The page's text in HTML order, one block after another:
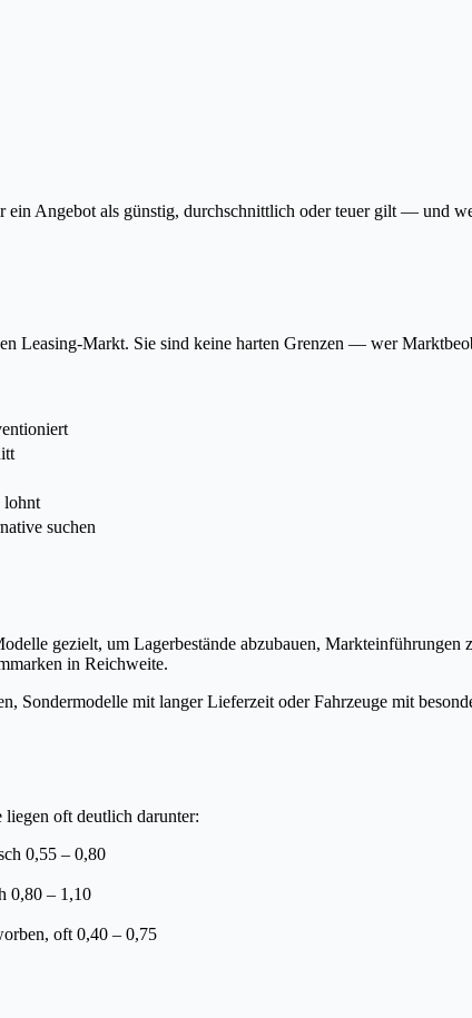
Angebot als günstig, durchschnittlich oder teuer gilt — und
Leasing-Markt. Sie sind keine harten Grenzen — wer
lohnt
suchen
gezielt, um Lagerbestände abzubauen,
in Reichweite.
Sondermodelle mit langer Lieferzeit oder Fahrzeuge mit
oft deutlich darunter:
0,55 – 0,80
0,80 – 1,10
oft 0,40 – 0,75